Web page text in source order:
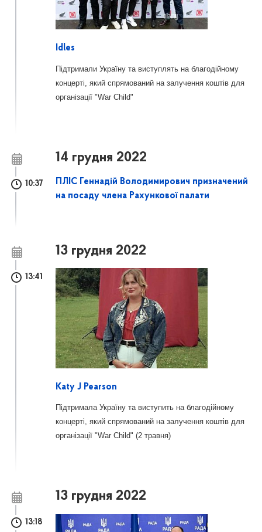
Idles
Підтримали Україну та виступлять на благодійному
концерті, який спрямований на залучення коштів для
організації "War Child"
14 грудня 2022
10:37
ПЛІС Геннадій Володимирович призначений
на посаду члена Рахункової палати
13 грудня 2022
13:41
Katy J Pearson
Підтримала Україну та виступить на благодійному
концерті, який спрямований на залучення коштів для
організації "War Child" (2 травня)
13 грудня 2022
13:18